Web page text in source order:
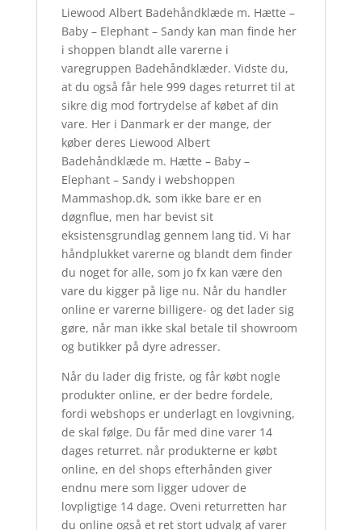
Liewood Albert Badehåndklæde m. Hætte –
Baby – Elephant – Sandy kan man finde her
i shoppen blandt alle varerne i
varegruppen Badehåndklæder. Vidste du,
at du også får hele 999 dages returret til at
sikre dig mod fortrydelse af købet af din
vare. Her i Danmark er der mange, der
køber deres Liewood Albert
Badehåndklæde m. Hætte – Baby –
Elephant – Sandy i webshoppen
Mammashop.dk, som ikke bare er en
døgnflue, men har bevist sit
eksistensgrundlag gennem lang tid. Vi har
håndplukket varerne og blandt dem finder
du noget for alle, som jo fx kan være den
vare du kigger på lige nu. Når du handler
online er varerne billigere- og det lader sig
gøre, når man ikke skal betale til showroom
og butikker på dyre adresser.
Når du lader dig friste, og får købt nogle
produkter online, er der bedre fordele,
fordi webshops er underlagt en lovgivning,
de skal følge. Du får med dine varer 14
dages returret. når produkterne er købt
online, en del shops efterhånden giver
endnu mere som ligger udover de
lovpligtige 14 dage. Oveni returretten har
du online også et ret stort udvalg af varer